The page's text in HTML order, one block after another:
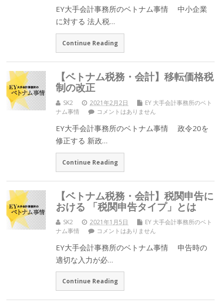
EY大手会計事務所のベトナム事情 中小企業
に対する 法人税…
Continue Reading
【ベトナム税務・会計】移転価格税
制の改正
SK2 2021年2月2日
EY 大手会計事務所のベト
ナム事情
コメントはありません
EY大手会計事務所のベトナム事情 政令20を
修正する 新政…
Continue Reading
【ベトナム税務・会計】税関申告に
おける 「税関申告タイプ」とは
SK2 2021年1月5日
EY 大手会計事務所のベト
ナム事情
コメントはありません
EY大手会計事務所のベトナム事情 申告時の
適切な入力が必…
Continue Reading